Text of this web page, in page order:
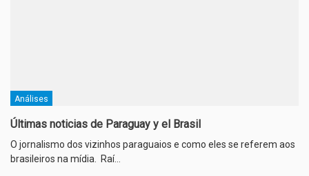
Análises
Últimas noticias de Paraguay y el Brasil
O jornalismo dos vizinhos paraguaios e como eles se referem aos
brasileiros na mídia. Raí…